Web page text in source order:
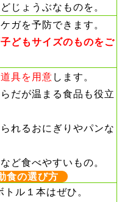
じょうぶなものを。
ガを予防できます。
どもサイズのものをご
具を用意 します。
だが温まる食品も役立
れるおにぎりやパンな
ど食べやすいもの。
食の選び方
ル１本はぜひ。